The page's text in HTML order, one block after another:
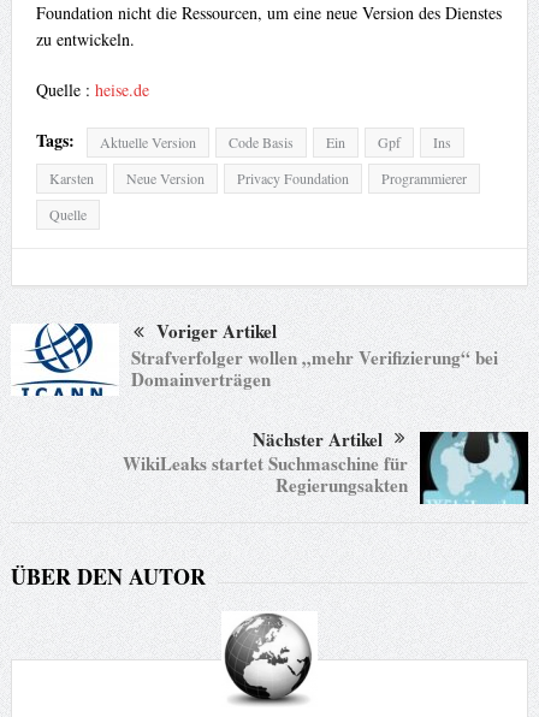
Foundation nicht die Ressourcen, um eine neue Version des Dienstes
zu entwickeln.
Quelle : heise.de
Tags: Aktuelle Version Code Basis Ein Gpf
Ins
Karsten
Neue Version Privacy Foundation
Programmierer
Quelle
Voriger Artikel
Strafverfolger wollen „mehr Verifizierung“ bei
Domainverträgen
Nächster Artikel
WikiLeaks startet Suchmaschine für
Regierungsakten
ÜBER DEN AUTOR